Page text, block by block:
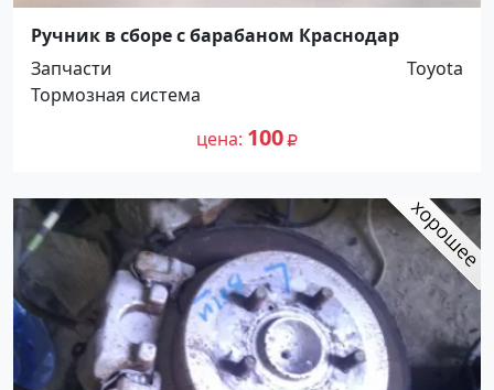
Ручник в сборе с барабаном Краснодар
Запчасти
Toyota
Тормозная система
цена 100